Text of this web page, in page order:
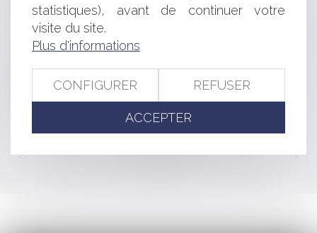
Précisions sur l’indemnisation des victimes d’infraction
La zone des 50 pas géométriques face à l’érosion
côtière
solidarité
<< < ... 82 83 84 85 86 87 88 ... > >>
statistiques), avant de continuer votre
visite du site.
Plus d'informations
CONFIGURER REFUSER
ACCEPTER